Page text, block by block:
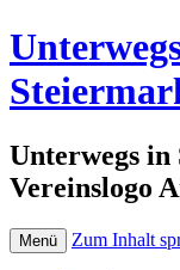
Unterwegs in
Vereinslogo
Menü Zum Inhalt